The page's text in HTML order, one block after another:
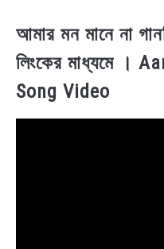
আমার মন মানে না
লিংকের মাধ্যমে ।
Song Video